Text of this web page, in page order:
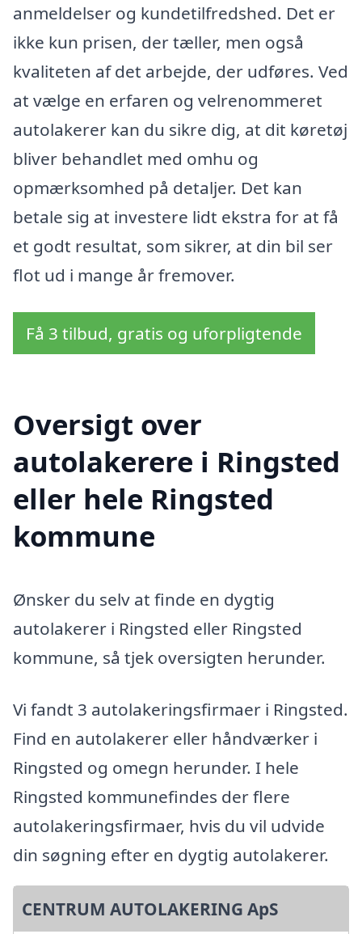
anmeldelser og kundetilfredshed. Det er
ikke kun prisen, der tæller, men også
kvaliteten af det arbejde, der udføres. Ved
at vælge en erfaren og velrenommeret
autolakerer kan du sikre dig, at dit køretøj
bliver behandlet med omhu og
opmærksomhed på detaljer. Det kan
betale sig at investere lidt ekstra for at få
et godt resultat, som sikrer, at din bil ser
flot ud i mange år fremover.
Få 3 tilbud, gratis og uforpligtende
Oversigt over
autolakerere i Ringsted
eller hele Ringsted
kommune
Ønsker du selv at finde en dygtig
autolakerer i Ringsted eller Ringsted
kommune, så tjek oversigten herunder.
Vi fandt 3 autolakeringsfirmaer i Ringsted.
Find en autolakerer eller håndværker i
Ringsted og omegn herunder. I hele
Ringsted kommunefindes der flere
autolakeringsfirmaer, hvis du vil udvide
din søgning efter en dygtig autolakerer.
CENTRUM AUTOLAKERING ApS